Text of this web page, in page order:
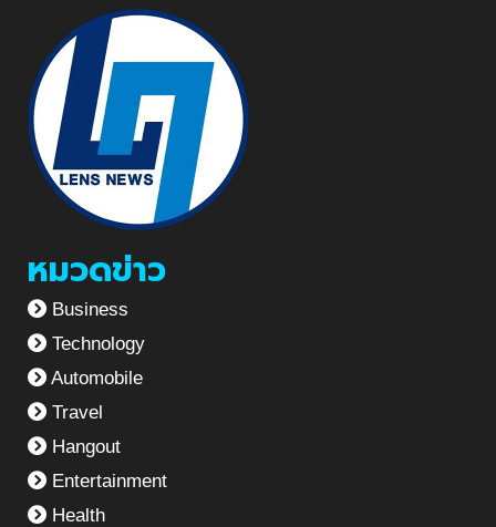
หมวดข่าว
Business
Technology
Automobile
Travel
Hangout
Entertainment
Health